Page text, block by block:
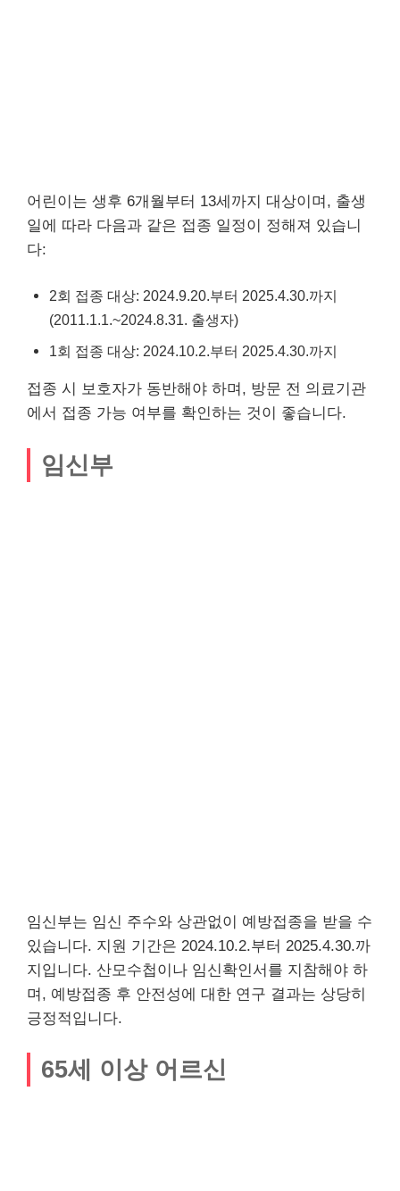
어린이는 생후 6개월부터 13세까지 대상이며, 출생
일에 따라 다음과 같은 접종 일정이 정해져 있습니
다:
2회 접종 대상: 2024.9.20.부터 2025.4.30.까지
(2011.1.1.~2024.8.31. 출생자)
1회 접종 대상: 2024.10.2.부터 2025.4.30.까지
접종 시 보호자가 동반해야 하며, 방문 전 의료기관
에서 접종 가능 여부를 확인하는 것이 좋습니다.
임신부
임신부는 임신 주수와 상관없이 예방접종을 받을 수
있습니다. 지원 기간은 2024.10.2.부터 2025.4.30.까
지입니다. 산모수첩이나 임신확인서를 지참해야 하
며, 예방접종 후 안전성에 대한 연구 결과는 상당히
긍정적입니다.
65세 이상 어르신